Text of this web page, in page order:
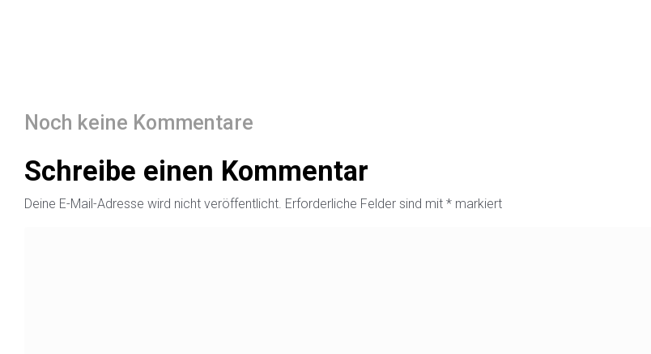
Noch keine Kommentare
Schreibe einen Kommentar
Deine E-Mail-Adresse wird nicht veröffentlicht. Erforderliche Felder sind mit * markiert